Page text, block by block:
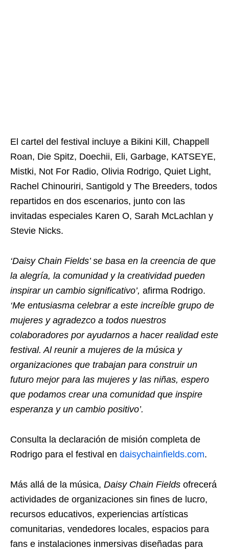
El cartel del festival incluye a Bikini Kill, Chappell
Roan, Die Spitz, Doechii, Eli, Garbage, KATSEYE,
Mistki, Not For Radio, Olivia Rodrigo, Quiet Light,
Rachel Chinouriri, Santigold y The Breeders, todos
repartidos en dos escenarios, junto con las
invitadas especiales Karen O, Sarah McLachlan y
Stevie Nicks.
‘Daisy Chain Fields’ se basa en la creencia de que
la alegría, la comunidad y la creatividad pueden
inspirar un cambio significativo’, afirma Rodrigo.
‘Me entusiasma celebrar a este increíble grupo de
mujeres y agradezco a todos nuestros
colaboradores por ayudarnos a hacer realidad este
festival. Al reunir a mujeres de la música y
organizaciones que trabajan para construir un
futuro mejor para las mujeres y las niñas, espero
que podamos crear una comunidad que inspire
esperanza y un cambio positivo’.
Consulta la declaración de misión completa de
Rodrigo para el festival en daisychainfields.com.
Más allá de la música, Daisy Chain Fields ofrecerá
actividades de organizaciones sin fines de lucro,
recursos educativos, experiencias artísticas
comunitarias, vendedores locales, espacios para
fans e instalaciones inmersivas diseñadas para